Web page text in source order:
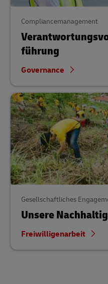
Compliancemanagement
führung
Governance
Gesellschaftliches
Unsere
Freiwilligenarbeit